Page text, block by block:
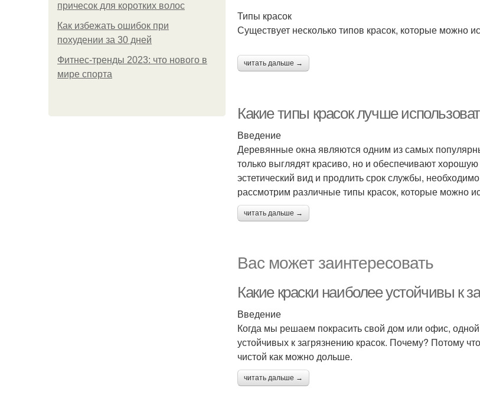
причесок для коротких волос
Как избежать ошибок при
похудении за 30 дней
Фитнес-тренды 2023: что нового в
мире спорта
Типы красок
Существует несколько типов красок, которые можно
читать дальше →
Какие типы красок лучше
Введение
Деревянные окна являются одним из самых
только выглядят красиво, но и обеспечивают
эстетический вид и продлить срок службы,
рассмотрим различные типы красок, которые можно
читать дальше →
Вас может заинтересовать
Какие краски наиболее устойчивы к
Введение
Когда мы решаем покрасить свой дом или офис,
устойчивых к загрязнению красок. Почему? Потому
чистой как можно дольше.
читать дальше →